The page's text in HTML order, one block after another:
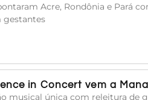
Acre, Rondônia e Pará
gestantes
in Concert vem a
musical única com releitura de